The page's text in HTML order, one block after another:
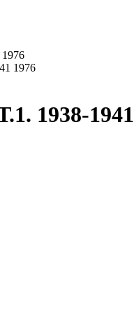
1938-1941